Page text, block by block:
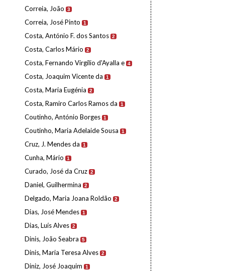
Correia, João 3
Correia, José Pinto 1
Costa, António F. dos Santos 2
Costa, Carlos Mário 2
Costa, Fernando Virgílio d'Ayalla e 4
Costa, Joaquim Vicente da 1
Costa, Maria Eugénia 2
Costa, Ramiro Carlos Ramos da 1
Coutinho, António Borges 1
Coutinho, Maria Adelaide Sousa 1
Cruz, J. Mendes da 1
Cunha, Mário 1
Curado, José da Cruz 2
Daniel, Guilhermina 2
Delgado, Maria Joana Roldão 2
Dias, José Mendes 1
Dias, Luís Alves 2
Dinis, João Seabra 5
Dinis, Maria Teresa Alves 2
Diniz, José Joaquim 1